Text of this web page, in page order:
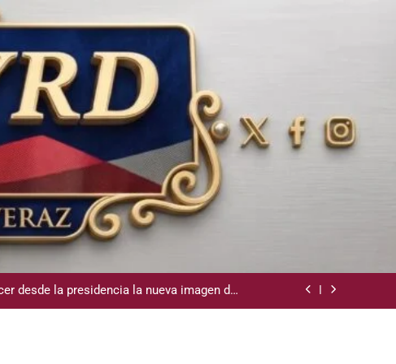
la Camara de Comercio de San Cristobal
indemnización y rinde cuentas de sus 18
institución de servicios y asistencia social
desde la presidencia la nueva imagen del
CODIA
lo ubicó Osiris de León hace un mes
la Camara de Comercio de San Cristobal